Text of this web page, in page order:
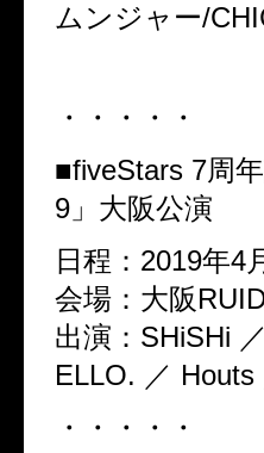
ムンジャー/
・・・・・
■fiveStars 7周
9」大阪公演
日程：2019年4
会場：大阪
出演：SHiSHi
ELLO. ／
・・・・・